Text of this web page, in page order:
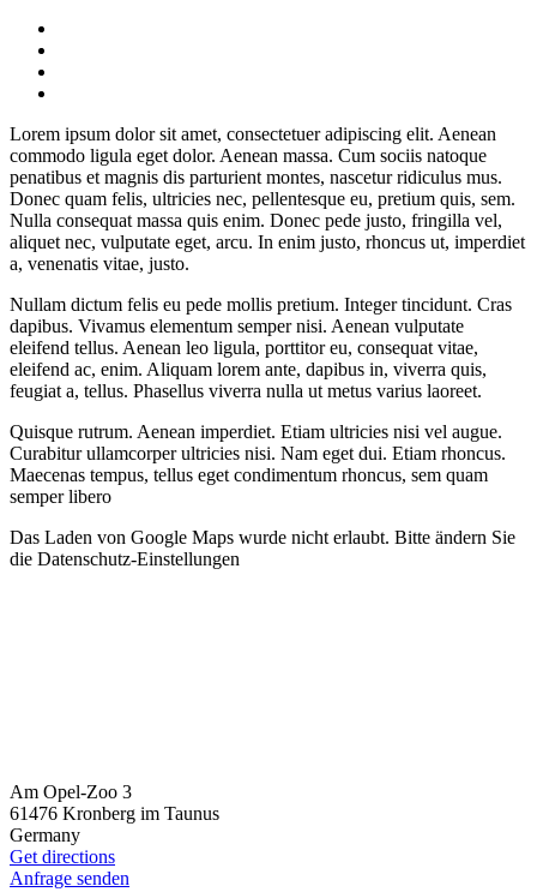
Lorem ipsum dolor sit amet, consectetuer adipiscing elit. Aenean
commodo ligula eget dolor. Aenean massa. Cum sociis natoque
penatibus et magnis dis parturient montes, nascetur ridiculus mus.
Donec quam felis, ultricies nec, pellentesque eu, pretium quis, sem.
Nulla consequat massa quis enim. Donec pede justo, fringilla vel,
aliquet nec, vulputate eget, arcu. In enim justo, rhoncus ut, imperdiet
a, venenatis vitae, justo.
Nullam dictum felis eu pede mollis pretium. Integer tincidunt. Cras
dapibus. Vivamus elementum semper nisi. Aenean vulputate
eleifend tellus. Aenean leo ligula, porttitor eu, consequat vitae,
eleifend ac, enim. Aliquam lorem ante, dapibus in, viverra quis,
feugiat a, tellus. Phasellus viverra nulla ut metus varius laoreet.
Quisque rutrum. Aenean imperdiet. Etiam ultricies nisi vel augue.
Curabitur ullamcorper ultricies nisi. Nam eget dui. Etiam rhoncus.
Maecenas tempus, tellus eget condimentum rhoncus, sem quam
semper libero
Das Laden von Google Maps wurde nicht erlaubt. Bitte ändern Sie
die Datenschutz-Einstellungen
Am Opel-Zoo 3
61476 Kronberg im Taunus
Germany
Get directions
Anfrage senden